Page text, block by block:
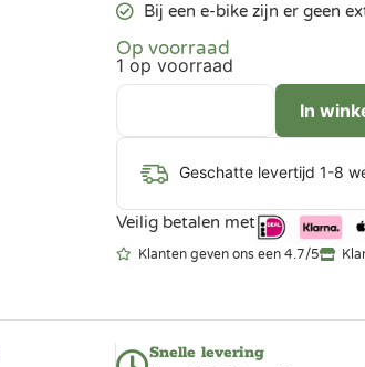
Bij een e-bike zijn er geen
Op voorraad
1 op voorraad
In
Geschatte levertijd 1-8
Veilig betalen met
Klanten geven ons een 4.7/5
Snelle levering